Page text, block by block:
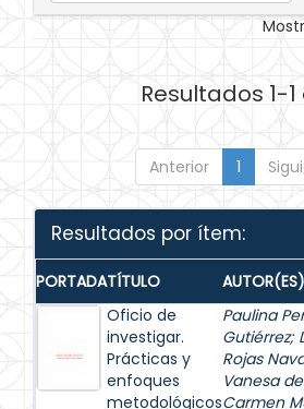
Resultados 1-1
Anterior 1
Resultados por ítem:
PORTADATÍTULO AUTOR(ES)
Oficio de
investigar.
Prácticas y
enfoques
metodológicos
Paulina
Gutiérrez;
Rojas
Vanesa
Carmen